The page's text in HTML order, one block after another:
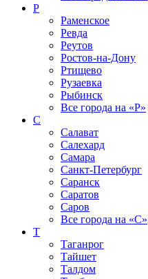
Р
Раменское
Ревда
Реутов
Ростов-на-Дону
Ртищево
Рузаевка
Рыбинск
Все города на «Р»
С
Салават
Салехард
Самара
Санкт-Петербург
Саранск
Саратов
Саров
Все города на «С»
Т
Таганрог
Тайшет
Талдом